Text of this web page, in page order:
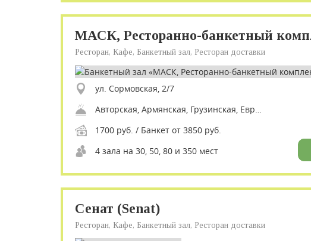
МАСК, Ресторанно-банкетный
Ресторан, Кафе, Банкетный зал, Ресторан доставки
ул. Сормовская, 2/7
1700 руб. / Банкет от 3850 руб.
4 зала на 30, 50, 80 и 350 мест
Сенат (Senat)
Ресторан, Кафе, Банкетный зал, Ресторан доставки